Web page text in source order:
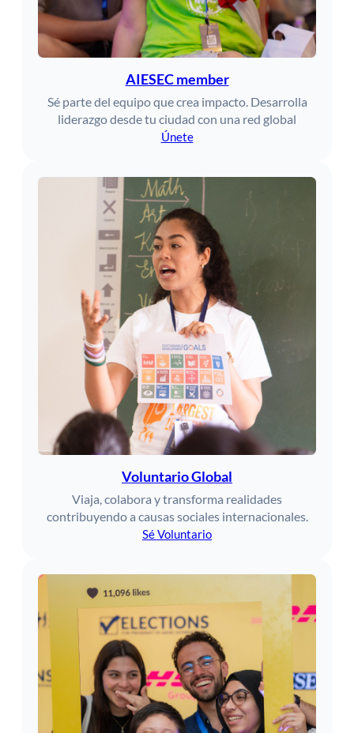
AIESEC member
Sé parte del equipo que crea impacto. Desarrolla
liderazgo desde tu ciudad con una red global
Únete
Voluntario Global
Viaja, colabora y transforma realidades
contribuyendo a causas sociales internacionales.
Sé Voluntario